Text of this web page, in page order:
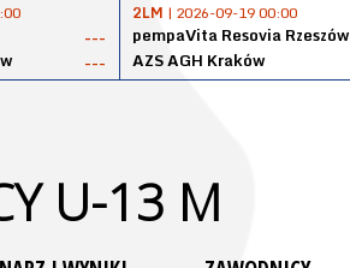
---
---
2LM | 2026-09-19 00:00
pempaVita Resovia Rzeszów
AZS AGH Kraków
U-13 M